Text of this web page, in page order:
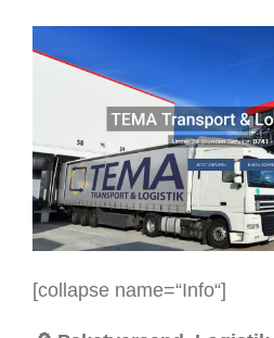
[collapse name=“Info“]